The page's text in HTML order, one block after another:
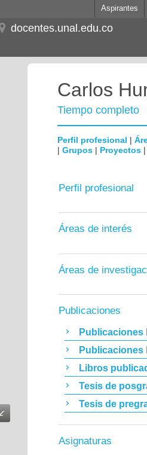
Aspirantes
docentes.unal.edu.co
Carlos
Tiempo completo
Perfil profesional |
| Grupos | Proyectos
Perfil profesional
Áreas de interés
Áreas de
Publicaciones
Publicaciones
Publicaciones
Libros
Tesis de
Tesis de
Asignaturas